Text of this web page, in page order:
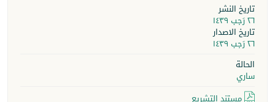
تاريخ النشر
٢٦ رَجب ١٤٣٩
تاريخ الاصدار
٢٦ رَجب ١٤٣٩
الحالة
ساري
مستند التشريع